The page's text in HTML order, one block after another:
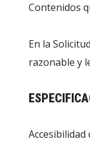
Contenidos
En la
razonable y